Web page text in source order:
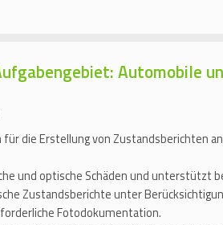
Automobile
die Erstellung von Zustandsberichten
und optische Schäden und unterstützt
Zustandsberichte unter
Fotodokumentation.